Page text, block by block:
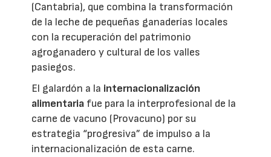
(Cantabria), que combina la transformación
de la leche de pequeñas ganaderías locales
con la recuperación del patrimonio
agroganadero y cultural de los valles
pasiegos.
El galardón a la internacionalización
alimentaria fue para la interprofesional de la
carne de vacuno (Provacuno) por su
estrategia “progresiva” de impulso a la
internacionalización de esta carne.